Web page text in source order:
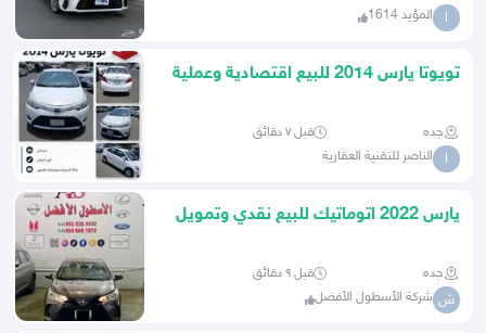
ا المؤيد 1614
تويوتا يارس 2014 للبيع اقتصادية وعملية
جده قبل ٧ دقائق
ا الناصر للتقنية العقارية
يارس 2022 اتوماتيك للبيع نقدي وتمويل
جده قبل ٩ دقائق
ش شركة الأسطول الأفضل